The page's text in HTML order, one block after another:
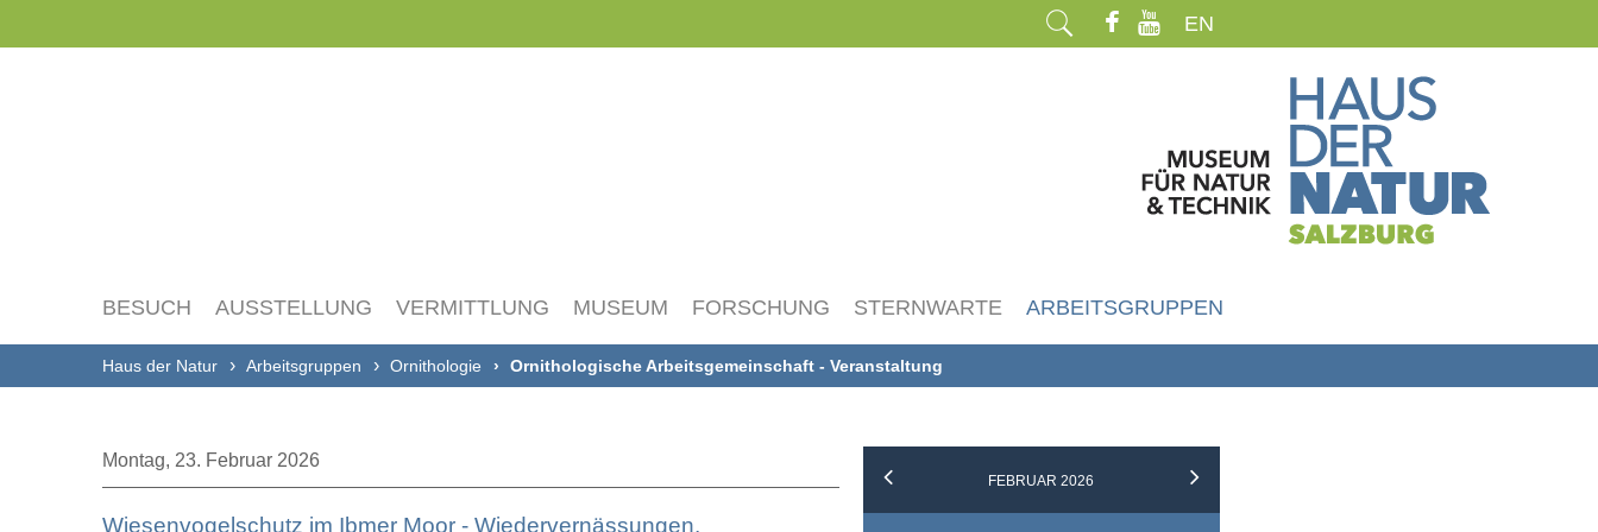
EN
BESUCH AUSSTELLUNG VERMITTLUNG MUSEUM FORSCHUNG STERNWARTE ARBEITSGRUPPEN
Haus der Natur Arbeitsgruppen Ornithologie Ornithologische Arbeitsgemeinschaft - Veranstaltung
Montag, 23. Februar 2026
Wiesenvogelschutz im Ibmer Moor - Wiedervernässungen,
FEBRUAR 2026